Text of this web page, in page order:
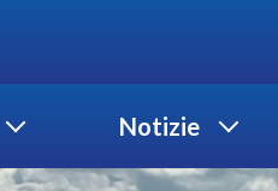
Notizie